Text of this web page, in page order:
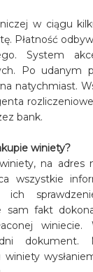
w ciągu
Płatność
System
Po udanym
natychmiast.
bank.
winiety?
na adres
wszystkie
fakt
winiecie.
dokument.